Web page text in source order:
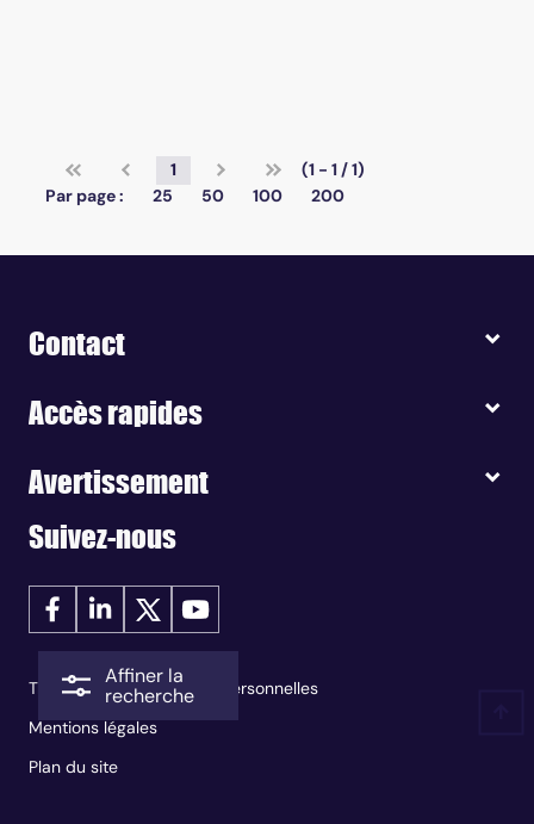
Affiner la
recherche
1
(1 - 1 / 1)
Par page :
25 50 100 200
Contact
Accès rapides
Avertissement
Suivez-nous
Traitement des données personnelles
Mentions légales
Plan du site